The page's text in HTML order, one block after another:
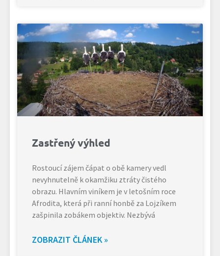
Zastřený výhled
Rostoucí zájem čápat o obě kamery vedl
nevyhnutelně k okamžiku ztráty čistého
obrazu. Hlavním viníkem je v letošním roce
Afrodita, která při ranní honbě za Lojzíkem
zašpinila zobákem objektiv. Nezbývá
ZOBRAZIT ČLÁNEK »